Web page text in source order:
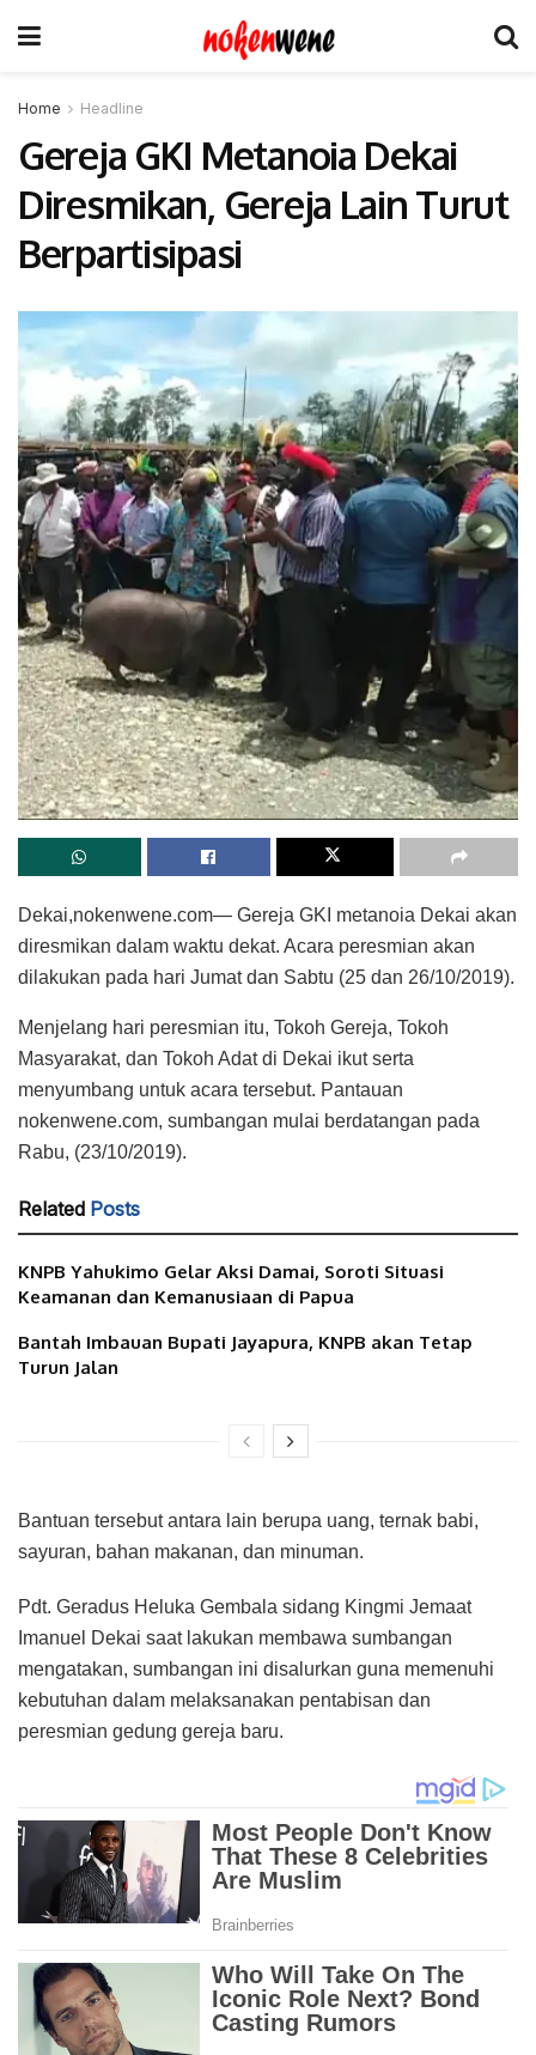
Home Headline
Gereja GKI Metanoia Dekai
Diresmikan, Gereja Lain Turut
Berpartisipasi
Dekai,nokenwene.com— Gereja GKI metanoia Dekai akan
diresmikan dalam waktu dekat. Acara peresmian akan
dilakukan pada hari Jumat dan Sabtu (25 dan 26/10/2019).
Menjelang hari peresmian itu, Tokoh Gereja, Tokoh
Masyarakat, dan Tokoh Adat di Dekai ikut serta
menyumbang untuk acara tersebut. Pantauan
nokenwene.com, sumbangan mulai berdatangan pada
Rabu, (23/10/2019).
Related Posts
KNPB Yahukimo Gelar Aksi Damai, Soroti Situasi
Keamanan dan Kemanusiaan di Papua
Bantah Imbauan Bupati Jayapura, KNPB akan Tetap
Turun Jalan
Bantuan tersebut antara lain berupa uang, ternak babi,
sayuran, bahan makanan, dan minuman.
Pdt. Geradus Heluka Gembala sidang Kingmi Jemaat
Imanuel Dekai saat lakukan membawa sumbangan
mengatakan, sumbangan ini disalurkan guna memenuhi
kebutuhan dalam melaksanakan pentabisan dan
peresmian gedung gereja baru.